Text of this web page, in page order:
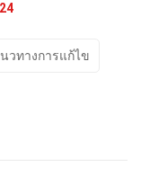
วทางการแก้ไข